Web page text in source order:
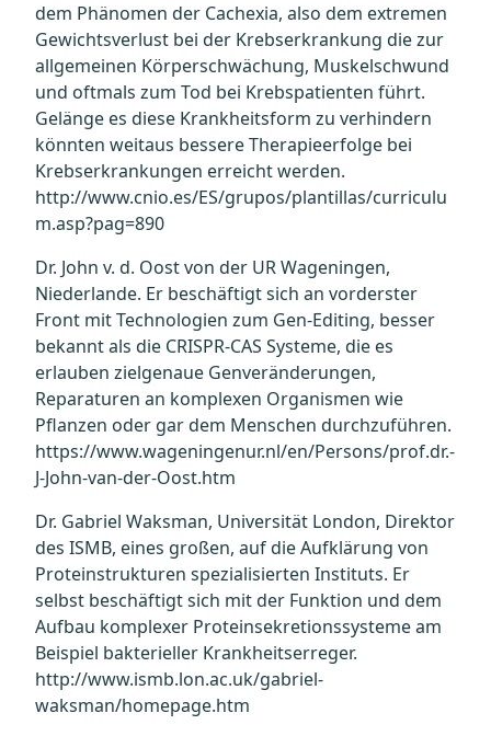
dem Phänomen der Cachexia, also dem extremen
Gewichtsverlust bei der Krebserkrankung die zur
allgemeinen Körperschwächung, Muskelschwund
und oftmals zum Tod bei Krebspatienten führt.
Gelänge es diese Krankheitsform zu verhindern
könnten weitaus bessere Therapieerfolge bei
Krebserkrankungen erreicht werden.
http://www.cnio.es/ES/grupos/plantillas/curriculu
m.asp?pag=890
Dr. John v. d. Oost von der UR Wageningen,
Niederlande. Er beschäftigt sich an vorderster
Front mit Technologien zum Gen-Editing, besser
bekannt als die CRISPR-CAS Systeme, die es
erlauben zielgenaue Genveränderungen,
Reparaturen an komplexen Organismen wie
Pflanzen oder gar dem Menschen durchzuführen.
https://www.wageningenur.nl/en/Persons/prof.dr.-
J-John-van-der-Oost.htm
Dr. Gabriel Waksman, Universität London, Direktor
des ISMB, eines großen, auf die Aufklärung von
Proteinstrukturen spezialisierten Instituts. Er
selbst beschäftigt sich mit der Funktion und dem
Aufbau komplexer Proteinsekretionssysteme am
Beispiel bakterieller Krankheitserreger.
http://www.ismb.lon.ac.uk/gabriel-
waksman/homepage.htm